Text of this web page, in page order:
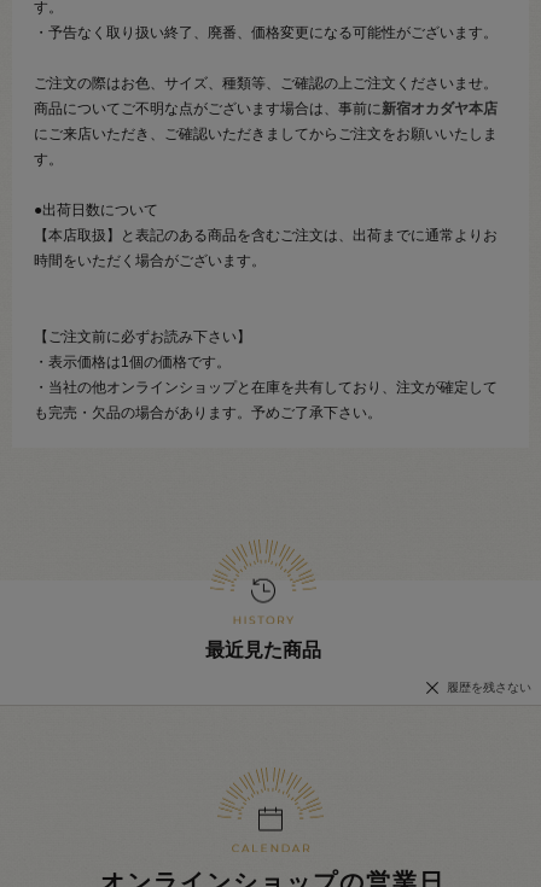
す。
・予告なく取り扱い終了、廃番、価格変更になる可能性がございます。
ご注文の際はお色、サイズ、種類等、ご確認の上ご注文くださいませ。
商品についてご不明な点がございます場合は、事前に新宿オカダヤ本店
にご来店いただき、ご確認いただきましてからご注文をお願いいたしま
す。
●出荷日数について
【本店取扱】と表記のある商品を含むご注文は、出荷までに通常よりお
時間をいただく場合がございます。
【ご注文前に必ずお読み下さい】
・表示価格は1個の価格です。
・当社の他オンラインショップと在庫を共有しており、注文が確定して
も完売・欠品の場合があります。予めご了承下さい。
最近見た商品
履歴を残さない
オンラインショップの営業日